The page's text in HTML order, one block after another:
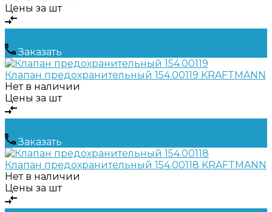
Цены за шт
Заказать
Клапан предохранительный 154.00119 KRAFTMANN
Нет в наличии
Цены за шт
Заказать
Клапан предохранительный 154.00118 KRAFTMANN
Нет в наличии
Цены за шт